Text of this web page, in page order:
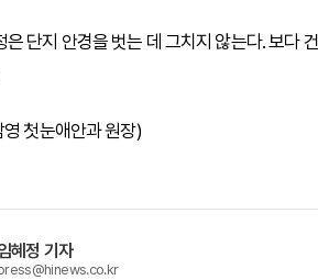
은 단지 안경을 벗는 데 그치지 않는다. 보다
영 첫눈애안과 원장)
혜정 기자